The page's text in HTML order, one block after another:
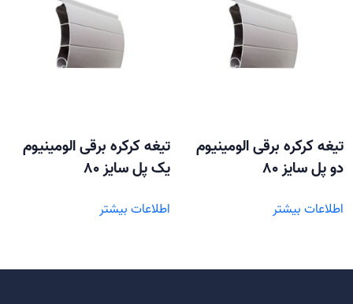
تیغه کرکره برقی الومینیوم
دو پل سایز 80
اطلاعات بیشتر
تیغه کرکره برقی الومینیوم
یک پل سایز 80
اطلاعات بیشتر